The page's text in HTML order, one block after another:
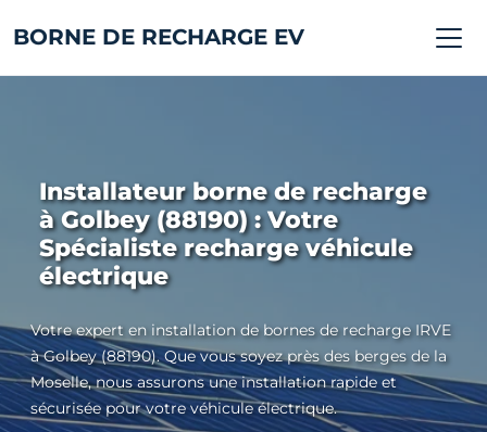
BORNE DE RECHARGE EV
Installateur borne de recharge
à Golbey (88190) : Votre
Spécialiste recharge véhicule
électrique
Votre expert en installation de bornes de recharge IRVE
à Golbey (88190). Que vous soyez près des berges de la
Moselle, nous assurons une installation rapide et
sécurisée pour votre véhicule électrique.